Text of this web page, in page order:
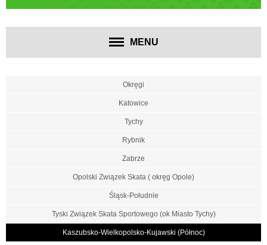
MENU
Okręgi
Katowice
Tychy
Rybnik
Zabrze
Opolski Związek Skata ( okręg Opole)
Śląsk-Południe
Tyski Związek Skata Sportowego (ok Miasto Tychy)
Kaszubsko-Wielkopolsko-Kujawski (Północ)